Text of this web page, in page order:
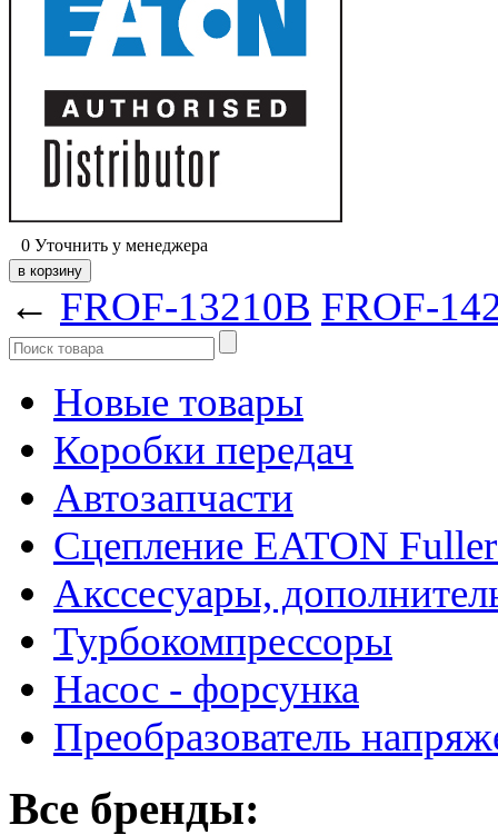
0 Уточнить у менеджера
← FROF-13210B FROF-
Новые товары
Коробки передач
Автозапчасти
Сцепление EATON
Акссесуары,
Турбокомпрессоры
Насос - форсунка
Преобразователь
Все бренды: